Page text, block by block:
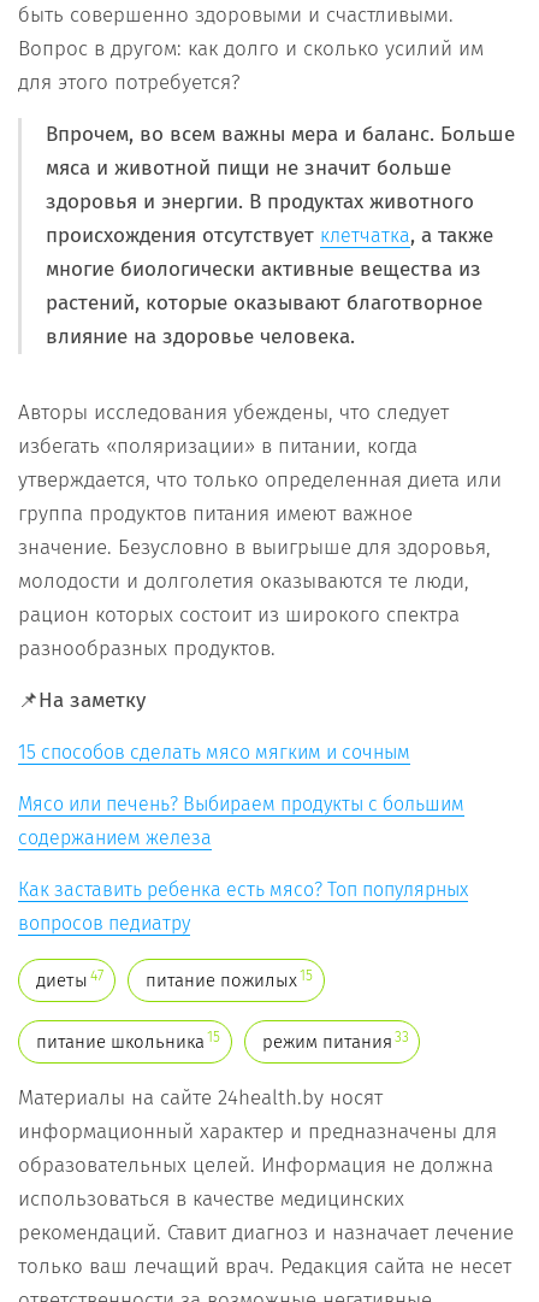
быть совершенно здоровыми и счастливыми.
Вопрос в другом: как долго и сколько усилий им
для этого потребуется?
Впрочем, во всем важны мера и баланс. Больше
мяса и животной пищи не значит больше
здоровья и энергии. В продуктах животного
происхождения отсутствует клетчатка, а также
многие биологически активные вещества из
растений, которые оказывают благотворное
влияние на здоровье человека.
Авторы исследования убеждены, что следует
избегать «поляризации» в питании, когда
утверждается, что только определенная диета или
группа продуктов питания имеют важное
значение. Безусловно в выигрыше для здоровья,
молодости и долголетия оказываются те люди,
рацион которых состоит из широкого спектра
разнообразных продуктов.
📌На заметку
15 способов сделать мясо мягким и сочным
Мясо или печень? Выбираем продукты с большим
содержанием железа
Как заставить ребенка есть мясо? Топ популярных
вопросов педиатру
диеты 47 питание пожилых15
питание школьника 15 режим питания 33
Материалы на сайте 24health.by носят
информационный характер и предназначены для
образовательных целей. Информация не должна
использоваться в качестве медицинских
рекомендаций. Ставит диагноз и назначает лечение
только ваш лечащий врач. Редакция сайта не несет